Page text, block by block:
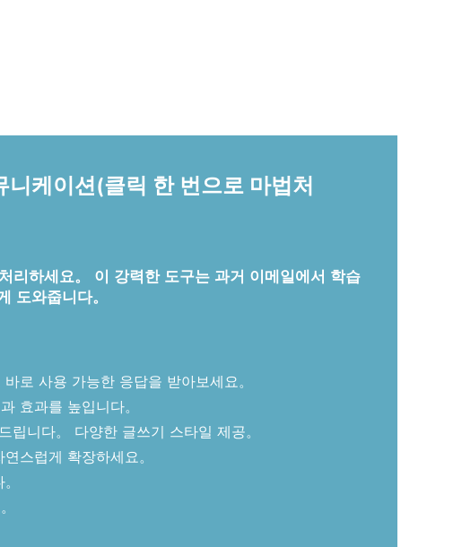
케이션(클릭 한 번으로 마법처
하세요。 이 강력한 도구는 과거 이메일에서 학습
도와줍니다。
로 사용 가능한 응답을 받아보세요。
효과를 높입니다。
니다。 다양한 글쓰기 스타일 제공。
스럽게 확장하세요。